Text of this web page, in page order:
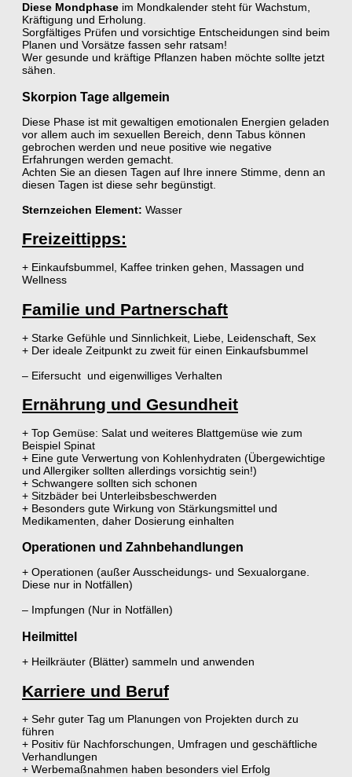
Diese Mondphase im Mondkalender steht für Wachstum,
Kräftigung und Erholung.
Sorgfältiges Prüfen und vorsichtige Entscheidungen sind beim
Planen und Vorsätze fassen sehr ratsam!
Wer gesunde und kräftige Pflanzen haben möchte sollte jetzt
sähen.
Skorpion Tage allgemein
Diese Phase ist mit gewaltigen emotionalen Energien geladen
vor allem auch im sexuellen Bereich, denn Tabus können
gebrochen werden und neue positive wie negative
Erfahrungen werden gemacht.
Achten Sie an diesen Tagen auf Ihre innere Stimme, denn an
diesen Tagen ist diese sehr begünstigt.
Sternzeichen Element: Wasser
Freizeittipps:
+ Einkaufsbummel, Kaffee trinken gehen, Massagen und
Wellness
Familie und Partnerschaft
+ Starke Gefühle und Sinnlichkeit, Liebe, Leidenschaft, Sex
+ Der ideale Zeitpunkt zu zweit für einen Einkaufsbummel
– Eifersucht und eigenwilliges Verhalten
Ernährung und Gesundheit
+ Top Gemüse: Salat und weiteres Blattgemüse wie zum
Beispiel Spinat
+ Eine gute Verwertung von Kohlenhydraten (Übergewichtige
und Allergiker sollten allerdings vorsichtig sein!)
+ Schwangere sollten sich schonen
+ Sitzbäder bei Unterleibsbeschwerden
+ Besonders gute Wirkung von Stärkungsmittel und
Medikamenten, daher Dosierung einhalten
Operationen und Zahnbehandlungen
+ Operationen (außer Ausscheidungs- und Sexualorgane.
Diese nur in Notfällen)
– Impfungen (Nur in Notfällen)
Heilmittel
+ Heilkräuter (Blätter) sammeln und anwenden
Karriere und Beruf
+ Sehr guter Tag um Planungen von Projekten durch zu
führen
+ Positiv für Nachforschungen, Umfragen und geschäftliche
Verhandlungen
+ Werbemaßnahmen haben besonders viel Erfolg